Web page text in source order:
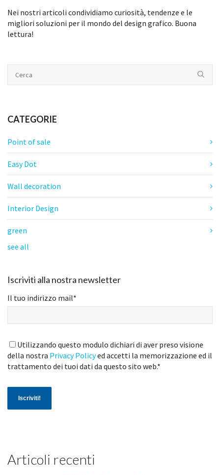
Nei nostri articoli condividiamo curiosità, tendenze e le
migliori soluzioni per il mondo del design grafico. Buona
lettura!
CATEGORIE
Point of sale
Easy Dot
Wall decoration
Interior Design
green
see all
Iscriviti alla nostra newsletter
Il tuo indirizzo mail*
Utilizzando questo modulo dichiari di aver preso visione
della nostra Privacy Policyed accetti la memorizzazione ed il
trattamento dei tuoi dati da questo sito web.*
Articoli recenti